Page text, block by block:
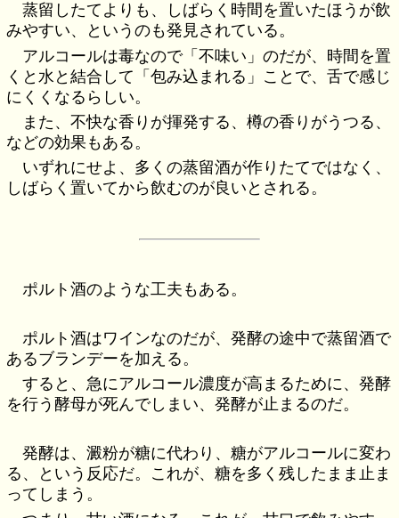
蒸留したてよりも、しばらく時間を置いたほうが飲
みやすい、というのも発見されている。
アルコールは毒なので「不味い」のだが、時間を置
くと水と結合して「包み込まれる」ことで、舌で感じ
にくくなるらしい。
また、不快な香りが揮発する、樽の香りがうつる、
などの効果もある。
いずれにせよ、多くの蒸留酒が作りたてではなく、
しばらく置いてから飲むのが良いとされる。
ポルト酒のような工夫もある。
ポルト酒はワインなのだが、発酵の途中で蒸留酒で
あるブランデーを加える。
すると、急にアルコール濃度が高まるために、発酵
を行う酵母が死んでしまい、発酵が止まるのだ。
発酵は、澱粉が糖に代わり、糖がアルコールに変わ
る、という反応だ。これが、糖を多く残したまま止ま
ってしまう。